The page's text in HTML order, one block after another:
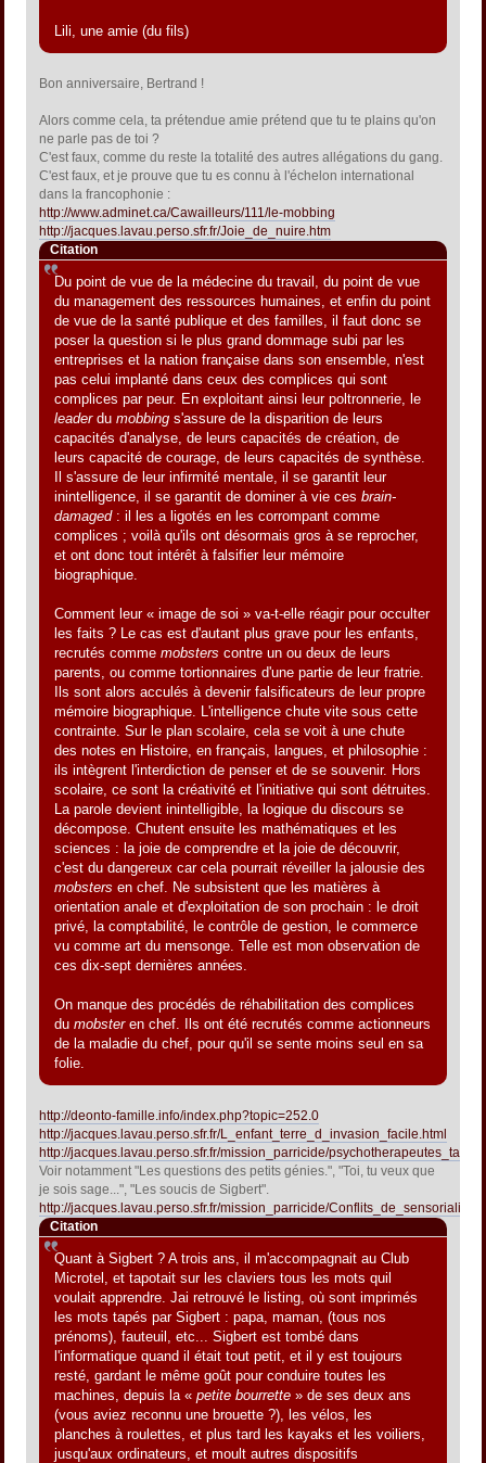
Lili, une amie (du fils)
Bon anniversaire, Bertrand !
Alors comme cela, ta prétendue amie prétend que tu te plains qu'on
ne parle pas de toi ?
C'est faux, comme du reste la totalité des autres allégations du gang.
C'est faux, et je prouve que tu es connu à l'échelon international
dans la francophonie :
http://www.adminet.ca/Cawailleurs/111/le-mobbing
http://jacques.lavau.perso.sfr.fr/Joie_de_nuire.htm
Citation
Du point de vue de la médecine du travail, du point de vue
du management des ressources humaines, et enfin du point
de vue de la santé publique et des familles, il faut donc se
poser la question si le plus grand dommage subi par les
entreprises et la nation française dans son ensemble, n'est
pas celui implanté dans ceux des complices qui sont
complices par peur. En exploitant ainsi leur poltronnerie, le
leaderdu mobbing s'assure de la disparition de leurs
capacités d'analyse, de leurs capacités de création, de
leurs capacité de courage, de leurs capacités de synthèse.
Il s'assure de leur infirmité mentale, il se garantit leur
inintelligence, il se garantit de dominer à vie cesbrain-
damaged: il les a ligotés en les corrompant comme
complices ; voilà qu'ils ont désormais gros à se reprocher,
et ont donc tout intérêt à falsifier leur mémoire
biographique.
Comment leur « image de soi » va-t-elle réagir pour occulter
les faits ? Le cas est d'autant plus grave pour les enfants,
recrutés commemobsters contre un ou deux de leurs
parents, ou comme tortionnaires d'une partie de leur fratrie.
Ils sont alors acculés à devenir falsificateurs de leur propre
mémoire biographique. L'intelligence chute vite sous cette
contrainte. Sur le plan scolaire, cela se voit à une chute
des notes en Histoire, en français, langues, et philosophie :
ils intègrent l'interdiction de penser et de se souvenir. Hors
scolaire, ce sont la créativité et l'initiative qui sont détruites.
La parole devient inintelligible, la logique du discours se
décompose. Chutent ensuite les mathématiques et les
sciences : la joie de comprendre et la joie de découvrir,
c'est du dangereux car cela pourrait réveiller la jalousie des
mobsters en chef. Ne subsistent que les matières à
orientation anale et d'exploitation de son prochain : le droit
privé, la comptabilité, le contrôle de gestion, le commerce
vu comme art du mensonge. Telle est mon observation de
ces dix-sept dernières années.
On manque des procédés de réhabilitation des complices
dumobsteren chef. Ils ont été recrutés comme actionneurs
de la maladie du chef, pour qu'il se sente moins seul en sa
folie.
http://deonto-famille.info/index.php?topic=252.0
http://jacques.lavau.perso.sfr.fr/L_enfant_terre_d_invasion_facile.html
http://jacques.lavau.perso.sfr.fr/mission_parricide/
Voir notamment "Les questions des petits génies.", "Toi, tu veux que
je sois sage...", "Les soucis de Sigbert".
http://jacques.lavau.perso.sfr.fr/mission_parricide/
Citation
Quant à Sigbert ? A trois ans, il m'accompagnait au Club
Microtel, et tapotait sur les claviers tous les mots quil
voulait apprendre. Jai retrouvé le listing, où sont imprimés
les mots tapés par Sigbert : papa, maman, (tous nos
prénoms), fauteuil, etc... Sigbert est tombé dans
l'informatique quand il était tout petit, et il y est toujours
resté, gardant le même goût pour conduire toutes les
machines, depuis la «petite bourrette » de ses deux ans
(vous aviez reconnu une brouette ?), les vélos, les
planches à roulettes, et plus tard les kayaks et les voiliers,
jusqu'aux ordinateurs, et moult autres dispositifs